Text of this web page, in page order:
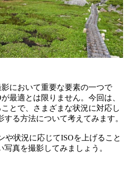
において重要な要素の一つで
最適とは限りません。今回は、
とで、さまざまな状況に対応し
る方法について考えてみます。
や状況に応じてISOを上げること
真を撮影してみましょう。